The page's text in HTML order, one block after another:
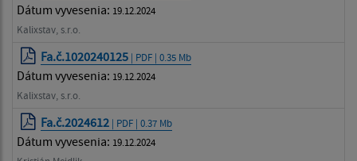
Dátum vyvesenia: 19.12.2024
Kalixstav, s.r.o.
Fa.č.1020240125 | PDF | 0.35 Mb
Dátum vyvesenia: 19.12.2024
Kalixstav, s.r.o.
Fa.č.2024612 | PDF | 0.37 Mb
Dátum vyvesenia: 19.12.2024